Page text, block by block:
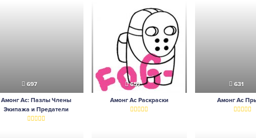
697
Амонг Ас: Пазлы Члены
Экипажа и Предатели
657
Амонг Ас Раскраски
631
Амонг Ас